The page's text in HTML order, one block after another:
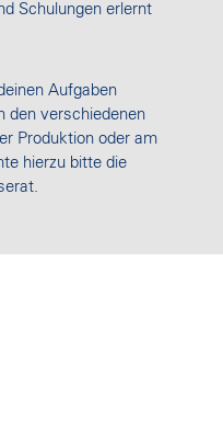
Schulungen erlernt
Aufgaben
den verschiedenen
Produktion oder am
hierzu bitte die